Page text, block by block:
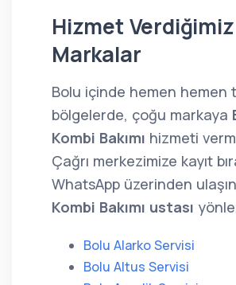
Hizmet Verdiğimiz
Markalar
Bolu içinde hemen hemen
bölgelerde, çoğu markaya
Kombi Bakımı hizmeti
Çağrı merkezimize kayıt
WhatsApp üzerinden
Kombi Bakımı ustası
Bolu Alarko Servisi
Bolu Altus Servisi